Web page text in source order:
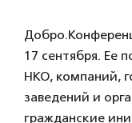
17 сентября. Ее
НКО, компаний,
заведений и
гражданские